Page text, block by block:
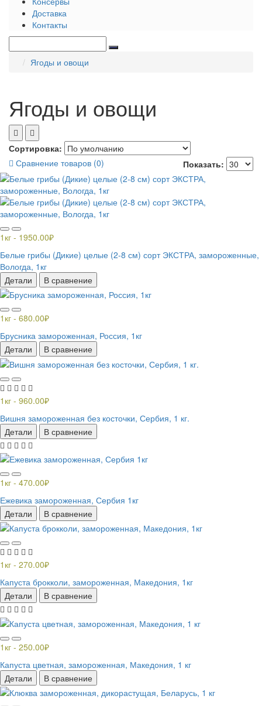
Доставка
Контакты
Ягоды и овощи
Ягоды и овощи
Сортировка:
Показать:
Сравнение товаров (0)
1кг - 1950.00₽
Белые грибы (Дикие) целые (2-8 см) сорт ЭКСТРА, замороженные,
Вологда, 1кг
Детали
В сравнение
1кг - 680.00₽
Брусника замороженная, Россия, 1кг
Детали
В сравнение
1кг - 960.00₽
Вишня замороженная без косточки, Сербия, 1 кг.
Детали
В сравнение
1кг - 470.00₽
Ежевика замороженная, Сербия 1кг
Детали
В сравнение
1кг - 270.00₽
Капуста брокколи, замороженная, Македония, 1кг
Детали
В сравнение
1кг - 250.00₽
Капуста цветная, замороженная, Македония, 1 кг
Детали
В сравнение